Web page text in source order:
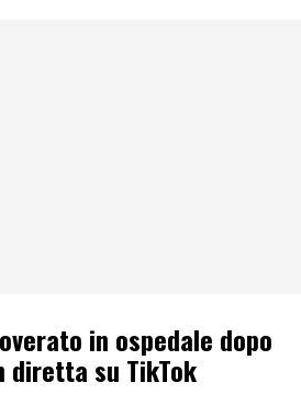
in ospedale dopo
su TikTok